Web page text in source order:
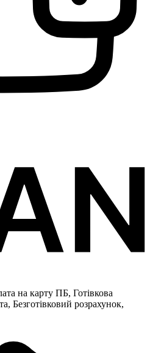
на карту ПБ, Готівкова
Безготівковий розрахунок,